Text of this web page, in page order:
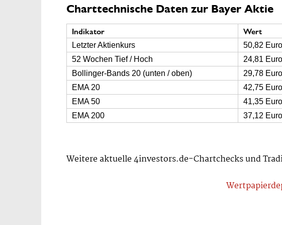
Charttechnische Daten zur Bayer Aktie
Indikator Wert
Letzter Aktienkurs
50,82
52 Wochen Tief / Hoch
24,81
Bollinger-Bands 20 (unten / oben)
29,78
EMA 20
42,75 Euro
EMA 50
41,35 Euro
EMA 200
37,12 Euro
Weitere aktuelle 4investors.de-Chartchecks und